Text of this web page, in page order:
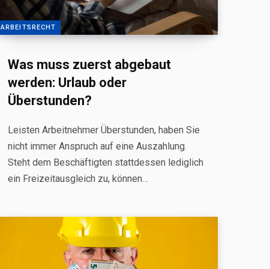
ARBEITSRECHT
Was muss zuerst abgebaut
werden: Urlaub oder
Überstunden?
Leisten Arbeitnehmer Überstunden, haben Sie
nicht immer Anspruch auf eine Auszahlung.
Steht dem Beschäftigten stattdessen lediglich
ein Freizeitausgleich zu, können…